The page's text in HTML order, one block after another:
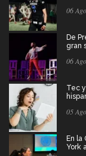
06
De
gran
06
Tec
05
En la
York